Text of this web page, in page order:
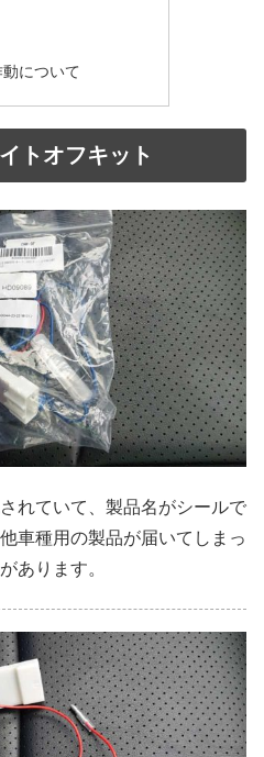
について
トオフキット
れていて、製品名がシールで
車種用の製品が届いてしまっ
あります。